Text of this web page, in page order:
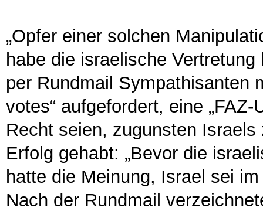
„Opfer einer solchen
habe die israelische
per Rundmail Sympathisanten
votes“ aufgefordert, eine
Recht seien, zugunsten
Erfolg gehabt: „Bevor die
hatte die Meinung, Israel sei
Nach der Rundmail